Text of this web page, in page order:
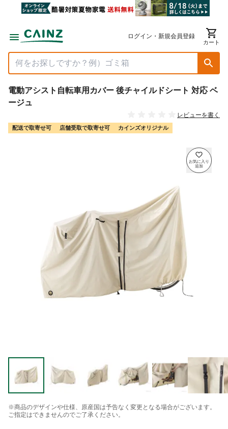
ログイン・新規会員登録
カート
電動アシスト自転車用カバー 後チャイルドシート 対応 ベ
ージュ
レビューを書く
配送で取寄せ可 店舗受取で取寄せ可 カインズオリジナル
※商品のデザインや仕様、原産国は予告なく変更となる場合がございます。
ご指定はできませんのでご了承ください。